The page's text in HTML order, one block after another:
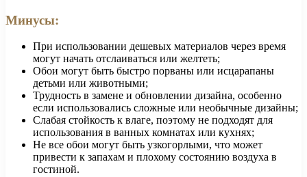
Минусы:
При использовании дешевых материалов через время
могут начать отслаиваться или желтеть;
Обои могут быть быстро порваны или исцарапаны
детьми или животными;
Трудность в замене и обновлении дизайна, особенно
если использовались сложные или необычные дизайны;
Слабая стойкость к влаге, поэтому не подходят для
использования в ванных комнатах или кухнях;
Не все обои могут быть узкогорлыми, что может
привести к запахам и плохому состоянию воздуха в
гостиной.